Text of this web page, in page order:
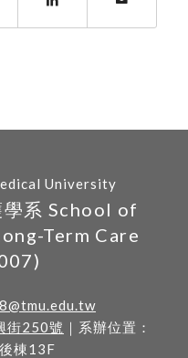
University
學系 School of
Term Care
街250號 ｜系辦位置：
棟13F